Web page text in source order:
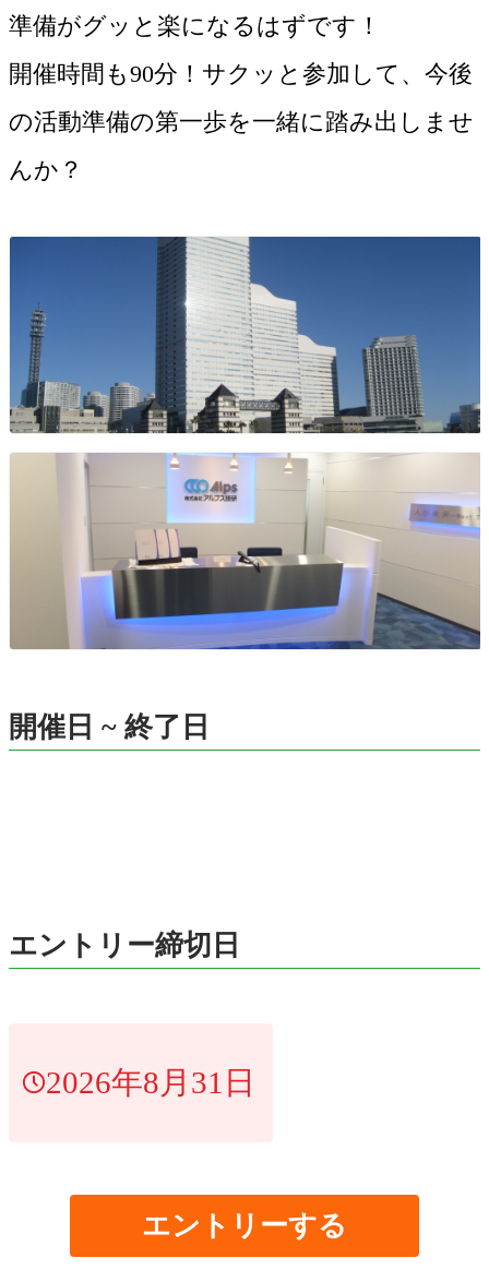
準備がグッと楽になるはずです！
開催時間も90分！サクッと参加して、今後
の活動準備の第一歩を一緒に踏み出しませ
んか？
開催日 ~ 終了日
エントリー締切日
2026年8月31日
エントリーする